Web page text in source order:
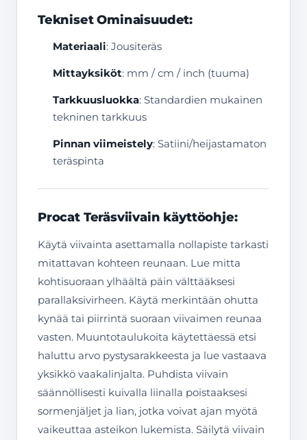
Tekniset Ominaisuudet:
Materiaali: Jousiteräs
Mittayksiköt: mm / cm / inch (tuuma)
Tarkkuusluokka: Standardien mukainen
tekninen tarkkuus
Pinnan viimeistely: Satiini/heijastamaton
teräspinta
Procat Teräsviivain käyttöohje:
Käytä viivainta asettamalla nollapiste tarkasti
mitattavan kohteen reunaan. Lue mitta
kohtisuoraan ylhäältä päin välttääksesi
parallaksivirheen. Käytä merkintään ohutta
kynää tai piirrintä suoraan viivaimen reunaa
vasten. Muuntotaulukoita käytettäessä etsi
haluttu arvo pystysarakkeesta ja lue vastaava
yksikkö vaakalinjalta. Puhdista viivain
säännöllisesti kuivalla liinalla poistaaksesi
sormenjäljet ja lian, jotka voivat ajan myötä
vaikeuttaa asteikon lukemista. Säilytä viivain